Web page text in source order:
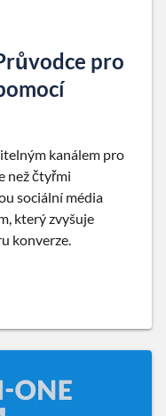
pro
kanálem pro
než čtyřmi
sociální média
který zvyšuje
konverze.